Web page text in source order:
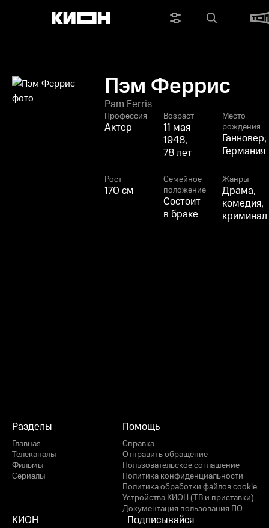
Пэм Феррис
Pam Ferris
Профессия
Актер
Возраст
11 мая
1948,
78 лет
Место
рождения
Ганновер,
Германия
Рост
170 см
Семейное
положение
Состоит
в браке
Жанры
Драма,
комедия,
криминал
Разделы
Главная
Телеканалы
Фильмы
Сериалы
Помощь
Справка
Отправить обращение
Пользовательское соглашение
Политика конфиденциальности
Политика обработки файлов cookie
Устройства КИОН (ТВ и приставки)
Документация пользования ПО
КИОН Подписывайся